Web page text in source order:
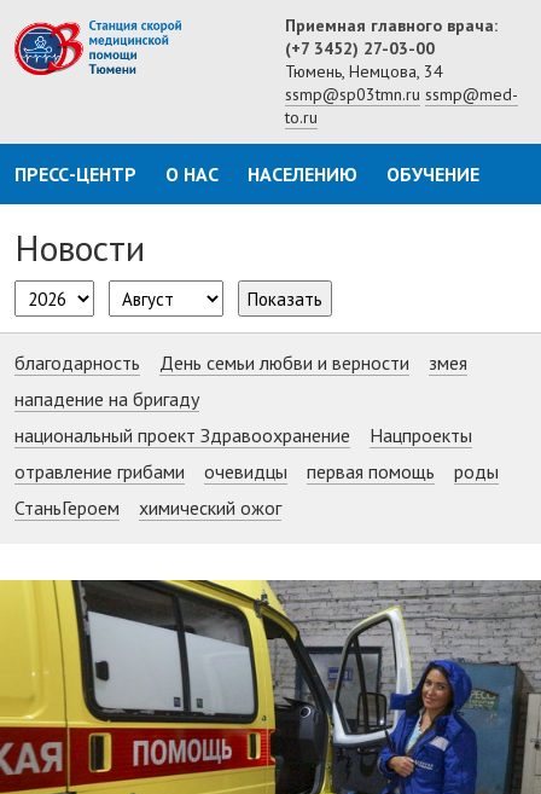
Приемная главного врача:
(+7 3452) 27-03-00
Тюмень, Немцова, 34
ssmp@sp03tmn.ru ssmp@med-
to.ru
ПРЕСС-ЦЕНТР О НАС НАСЕЛЕНИЮ ОБУЧЕНИЕ
Новости
Показать
благодарность День семьи любви и верности
змея
нападение на бригаду
национальный проект Здравоохранение
Нацпроекты
отравление грибами
очевидцы первая помощь
роды
СтаньГероем
химический ожог